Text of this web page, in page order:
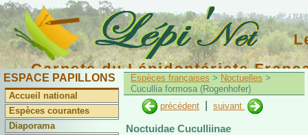
Carnets du Lépidoptériste
ESPACE PAPILLONS
Accueil national
Espèces courantes
Diaporama
Espèces françaises > Noctuelles >
Cucullia formosa (Rogenhofer)
précédent
suivant
Noctuidae Cuculliinae